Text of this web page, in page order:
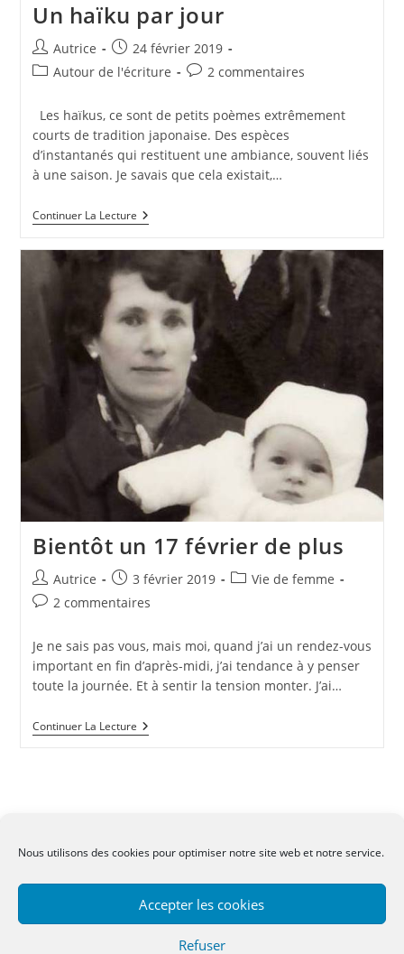
Nous utilisons des cookies pour optimiser notre site web et notre service.
Accepter les cookies
Refuser
Un haïku par jour
Auteur/autrice
de
Autrice
Publication
publiée :
24 février 2019
PostAutour de l'écriture
Commentaires
la
publication :
2 commentaires
Les haïkus, ce sont de petits poèmes extrêmement
courts de tradition japonaise. Des espèces
d’instantanés qui restituent une ambiance, souvent liés
à une saison. Je savais que cela existait,…
Continuer La LectureUn
Haïku
Bientôt un 17 février de plus
Auteur/autrice
de
Autrice
Publication
publiée :
3 février 2019
PostVie de femme
Commentaires
la
publication :
2 commentaires
Je ne sais pas vous, mais moi, quand j’ai un rendez-vous
important en fin d’après-midi, j’ai tendance à y penser
toute la journée. Et à sentir la tension monter. J’ai…
Continuer La LectureBientôt
Un
CGV-Mentions légales-Contact